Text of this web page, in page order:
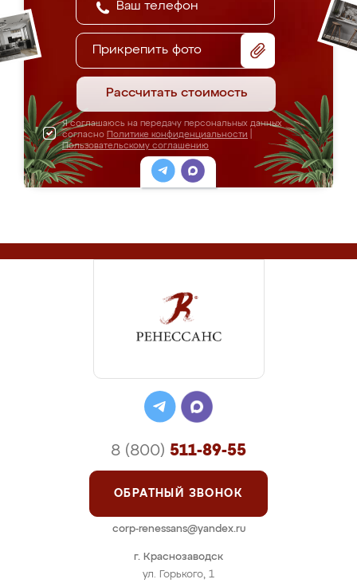
Прикрепить фото
Рассчитать стоимость
Я соглашаюсь на передачу персональных данных
согласно Политике конфиденциальности
Пользовательскому соглашению
г. Краснозаводск
ул. Горького, 1
8 (800) 511-89-55
ОБРАТНЫЙ ЗВОНОК
corp-renessans@yandex.ru